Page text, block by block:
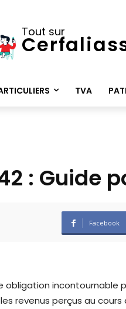
Tout sur
TVA
: Guide
Facebook
obligation incontournable
revenus perçus au cours